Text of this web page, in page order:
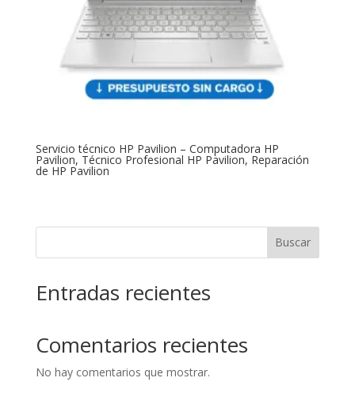
Servicio técnico HP Pavilion – Computadora HP
Pavilion, Técnico Profesional HP Pavilion, Reparación
de HP Pavilion
Buscar
Entradas recientes
Comentarios recientes
No hay comentarios que mostrar.